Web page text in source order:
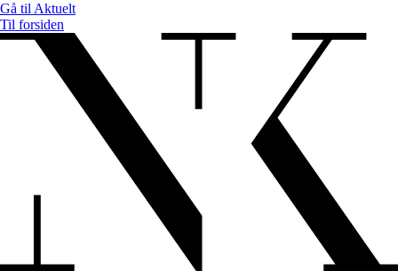
Gå til Aktuelt
Til forsiden